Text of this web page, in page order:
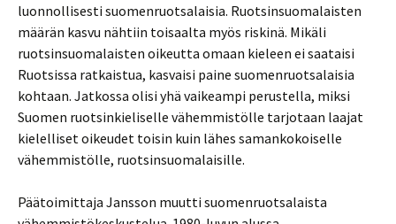
luonnollisesti suomenruotsalaisia. Ruotsinsuomalaisten
määrän kasvu nähtiin toisaalta myös riskinä. Mikäli
ruotsinsuomalaisten oikeutta omaan kieleen ei saataisi
Ruotsissa ratkaistua, kasvaisi paine suomenruotsalaisia
kohtaan. Jatkossa olisi yhä vaikeampi perustella, miksi
Suomen ruotsinkieliselle vähemmistölle tarjotaan laajat
kielelliset oikeudet toisin kuin lähes samankokoiselle
vähemmistölle, ruotsinsuomalaisille.
Päätoimittaja Jansson muutti suomenruotsalaista